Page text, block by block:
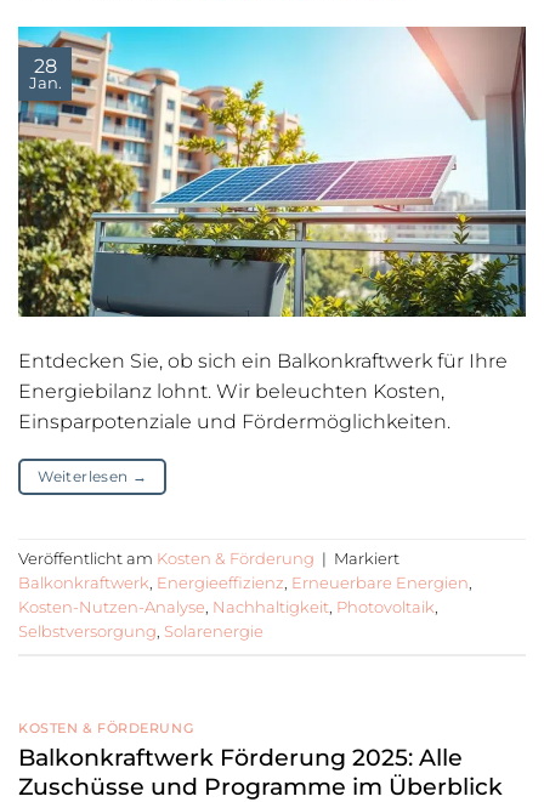
28
Jan.
Entdecken Sie, ob sich ein Balkonkraftwerk für Ihre
Energiebilanz lohnt. Wir beleuchten Kosten,
Einsparpotenziale und Fördermöglichkeiten.
Weiterlesen →
Veröffentlicht am Kosten & Förderung | Markiert
Balkonkraftwerk, Energieeffizienz, Erneuerbare Energien,
Kosten-Nutzen-Analyse, Nachhaltigkeit, Photovoltaik,
Selbstversorgung, Solarenergie
KOSTEN & FÖRDERUNG
Balkonkraftwerk Förderung 2025: Alle
Zuschüsse und Programme im Überblick